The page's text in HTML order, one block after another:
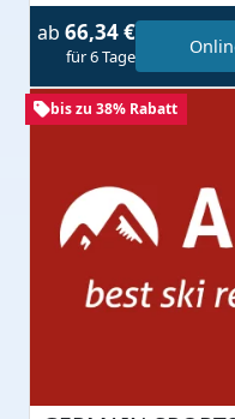
ab 66,34 €
für 6 Tage
bis zu 38% Rabatt